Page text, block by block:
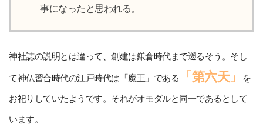
事になったと思われる。
神社誌の説明とは違って、創建は鎌倉時代まで遡るそう。そし
て神仏習合時代の江戸時代は「魔王」である 「第六天」 を
お祀りしていたようです。それがオモダルと同一であるとして
います。